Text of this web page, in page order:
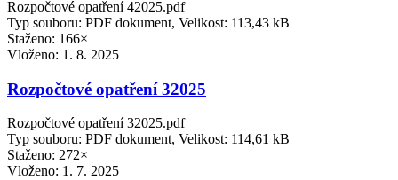
Rozpočtové opatření 42025.pdf
Typ souboru: PDF dokument, Velikost: 113,43 kB
Staženo: 166×
Vloženo: 1. 8. 2025
Rozpočtové opatření 32025
Rozpočtové opatření 32025.pdf
Typ souboru: PDF dokument, Velikost: 114,61 kB
Staženo: 272×
Vloženo: 1. 7. 2025